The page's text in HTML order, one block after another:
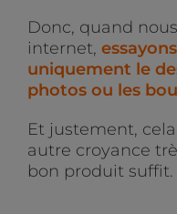
Donc, quand
internet,
uniquement le
photos ou les
Et justement,
autre croyance
bon produit suffit.